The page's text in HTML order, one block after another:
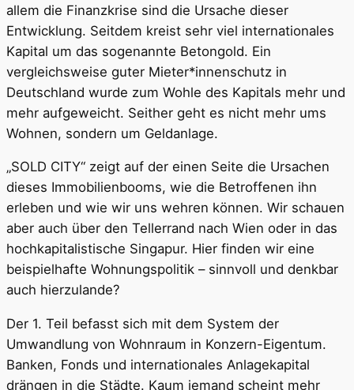
allem die Finanzkrise sind die Ursache dieser
Entwicklung. Seitdem kreist sehr viel internationales
Kapital um das sogenannte Betongold. Ein
vergleichsweise guter Mieter*innenschutz in
Deutschland wurde zum Wohle des Kapitals mehr und
mehr aufgeweicht. Seither geht es nicht mehr ums
Wohnen, sondern um Geldanlage.
„SOLD CITY“ zeigt auf der einen Seite die Ursachen
dieses Immobilienbooms, wie die Betroffenen ihn
erleben und wie wir uns wehren können. Wir schauen
aber auch über den Tellerrand nach Wien oder in das
hochkapitalistische Singapur. Hier finden wir eine
beispielhafte Wohnungspolitik – sinnvoll und denkbar
auch hierzulande?
Der 1. Teil befasst sich mit dem System der
Umwandlung von Wohnraum in Konzern-Eigentum.
Banken, Fonds und internationales Anlagekapital
drängen in die Städte. Kaum jemand scheint mehr